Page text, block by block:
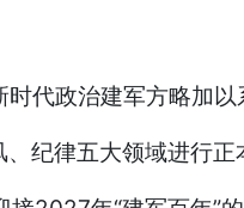
代政治建军方略加以
纪律五大领域进行正